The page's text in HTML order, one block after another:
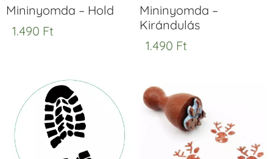
Mininyomda – Hold
1.490 Ft
Mininyomda –
Kirándulás
1.490 Ft